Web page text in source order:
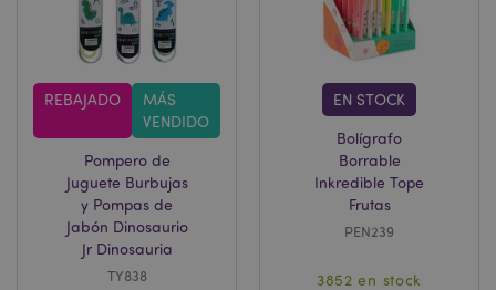
REBAJADO
MÁS
VENDIDO
Pompero de
Juguete Burbujas
y Pompas de
Jabón Dinosaurio
Jr Dinosauria
TY838
EN STOCK
Bolígrafo
Borrable
Inkredible Tope
Frutas
PEN239
3852 en stock